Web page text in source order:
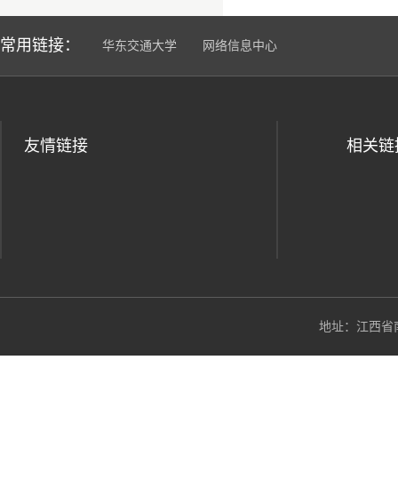
常用链接： 华东交通大学 网络信息中心
友情链接 相关链
地址：江西